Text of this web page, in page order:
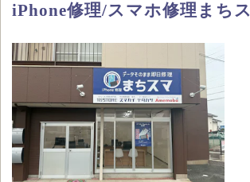
iPhone修理/スマホ修理まち